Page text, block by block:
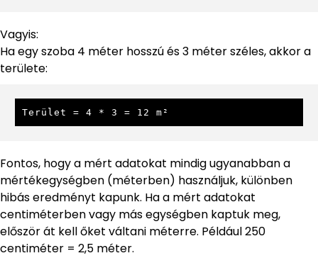
Vagyis:
Ha egy szoba 4 méter hosszú és 3 méter széles, akkor a
területe:
Terület = 4 * 3 = 12 m²
Fontos, hogy a mért adatokat mindig ugyanabban a
mértékegységben (méterben) használjuk, különben
hibás eredményt kapunk. Ha a mért adatokat
centiméterben vagy más egységben kaptuk meg,
először át kell őket váltani méterre. Például 250
centiméter = 2,5 méter.